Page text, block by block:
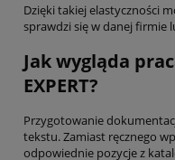
Dzięki takiej elastyczności
sprawdzi się w danej firmie
Jak wygląda
EXPERT?
Przygotowanie
tekstu. Zamiast ręcznego
odpowiednie pozycje z